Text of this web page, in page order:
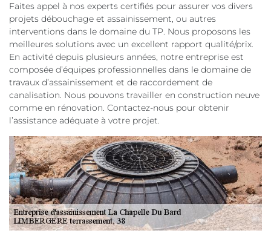
Faites appel à nos experts certifiés pour assurer vos divers
projets débouchage et assainissement, ou autres
interventions dans le domaine du TP. Nous proposons les
meilleures solutions avec un excellent rapport qualité/prix.
En activité depuis plusieurs années, notre entreprise est
composée d’équipes professionnelles dans le domaine de
travaux d’assainissement et de raccordement de
canalisation. Nous pouvons travailler en construction neuve
comme en rénovation. Contactez-nous pour obtenir
l’assistance adéquate à votre projet.